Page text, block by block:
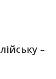
–